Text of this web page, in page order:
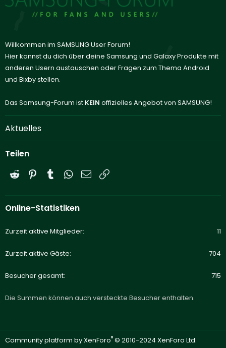
Willkommen im SAMSUNG User Forum!
Hier kannst du dich über deine Samsung und Galaxy Produkte mit
anderen Usern austauschen oder Fragen zum Thema Android
und Bixby stellen.
Das Samsung-Forum ist KEIN offizielles Angebot von SAMSUNG!
Aktuelles
Teilen
Reddit PinterestTumblrWhatsApp
E-Mail
Online-Statistiken
Zurzeit aktive Mitglieder 11
Zurzeit aktive Gäste 704
Besucher gesamt 715
Die Summen können auch versteckte Besucher enthalten.
Community platform by XenForo® © 2010-2024 XenForo Ltd.